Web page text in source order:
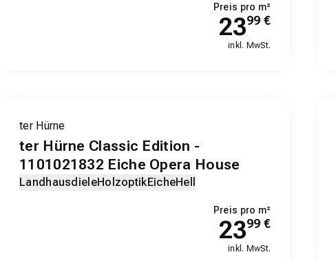
Preis pro m²
2399 €
inkl. MwSt.
ter Hürne
ter Hürne Classic Edition -
1101021832 Eiche Opera House
LandhausdieleHolzoptikEicheHell
Preis pro m²
2399 €
inkl. MwSt.